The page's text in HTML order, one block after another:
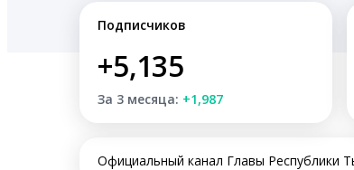
Подписчиков
+5,135
За 3 месяца: +1,987
Официальный канал Главы Республики